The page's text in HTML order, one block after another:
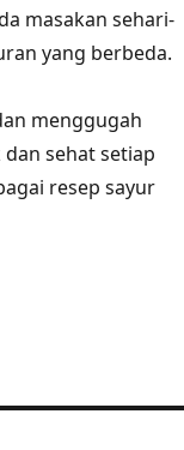
masakan sehari-
yang berbeda.
menggugah
sehat setiap
resep sayur